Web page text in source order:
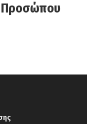
Προσώπου